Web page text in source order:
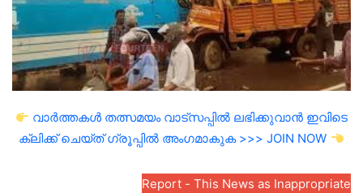
വാർത്തകൾ തത്സമയം വാട്സപ്പിൽ ലഭിക്കുവാൻ ഇവിടെ
ക്ലിക്ക് ചെയ്ത് ഗ്രൂപ്പിൽ അംഗമാകുക >>> JOIN NOW
Report - This News as Inappropriate